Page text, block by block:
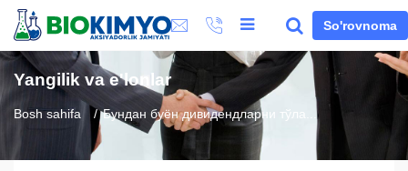
So'rovnoma
Yangilik va e'lonlar
Bosh sahifa Бундан буён дивидендларни тўла...